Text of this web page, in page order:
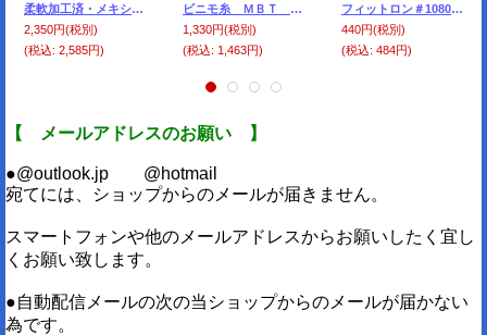
柔軟加工済・メキシコ革本底、紳士用・特大
2,350円(税別)
(税込: 2,585円)
ビニモ糸 ＭＢＴ 20番手 2000ｍ巻
1,330円(税別)
(税込: 1,463円)
フィットロン＃1080 小巻き 白（2個セット）
440円(税別)
(税込: 484円)
【 メールアドレスのお願い 】
●@outlook.jp @hotmail
宛てには、ショップからのメールが届きません。
スマートフォンや他のメールアドレスからお願いしたく宜し
くお願い致します。
●自動配信メールの次の当ショップからのメールが届かない
為です。